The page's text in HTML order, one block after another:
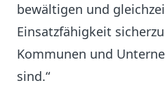
bewältigen und
Einsatzfähigkeit
Kommunen und
sind.“